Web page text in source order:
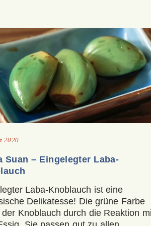
2020
Suan – Eingelegter Laba-
Laba-Knoblauch ist eine
Delikatesse! Die grüne Farbe
der Knoblauch durch die Reaktion